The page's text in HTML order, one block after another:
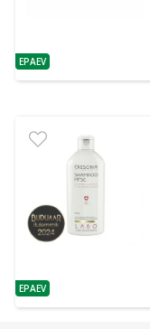
nõuanne
EPAEV
nõuanne
EPAEV